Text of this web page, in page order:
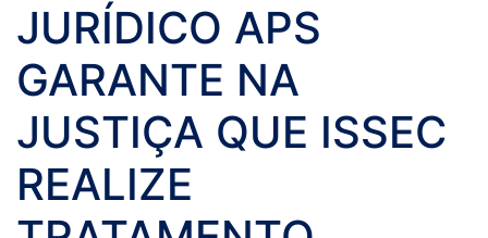
JURÍDICO APS
GARANTE NA
JUSTIÇA QUE ISSEC
REALIZE